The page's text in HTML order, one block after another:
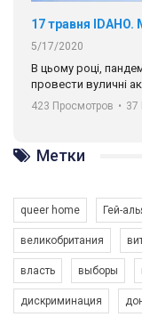
5/17/2020
В цьому році,
провести вуличні
навіть коли ми у
разом. Ми
солідарності,
ГАУ є в 16 областях
Разом наш голос
423 Просмотров • 37
Метки
queer home Гей-
великобритания
власть выборы
дискриминация